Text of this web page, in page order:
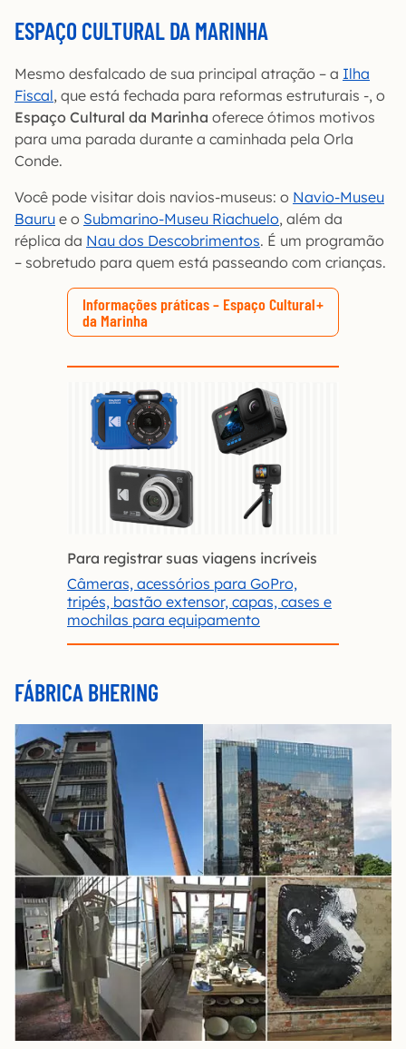
ESPAÇO CULTURAL DA MARINHA
Mesmo desfalcado de sua principal atração – a Ilha
Fiscal, que está fechada para reformas estruturais -, o
Espaço Cultural da Marinha oferece ótimos motivos
para uma parada durante a caminhada pela Orla
Conde.
Você pode visitar dois navios-museus: o Navio-Museu
Bauru e o Submarino-Museu Riachuelo, além da
réplica da Nau dos Descobrimentos. É um programão
– sobretudo para quem está passeando com crianças.
Informações práticas – Espaço Cultural
da Marinha
Para registrar suas viagens incríveis
Câmeras, acessórios para GoPro,
tripés, bastão extensor, capas, cases e
mochilas para equipamento
FÁBRICA BHERING